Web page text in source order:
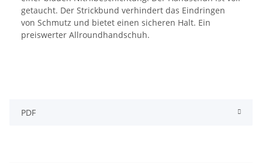
getaucht. Der Strickbund verhindert das Eindringen
von Schmutz und bietet einen sicheren Halt. Ein
preiswerter Allroundhandschuh.
PDF